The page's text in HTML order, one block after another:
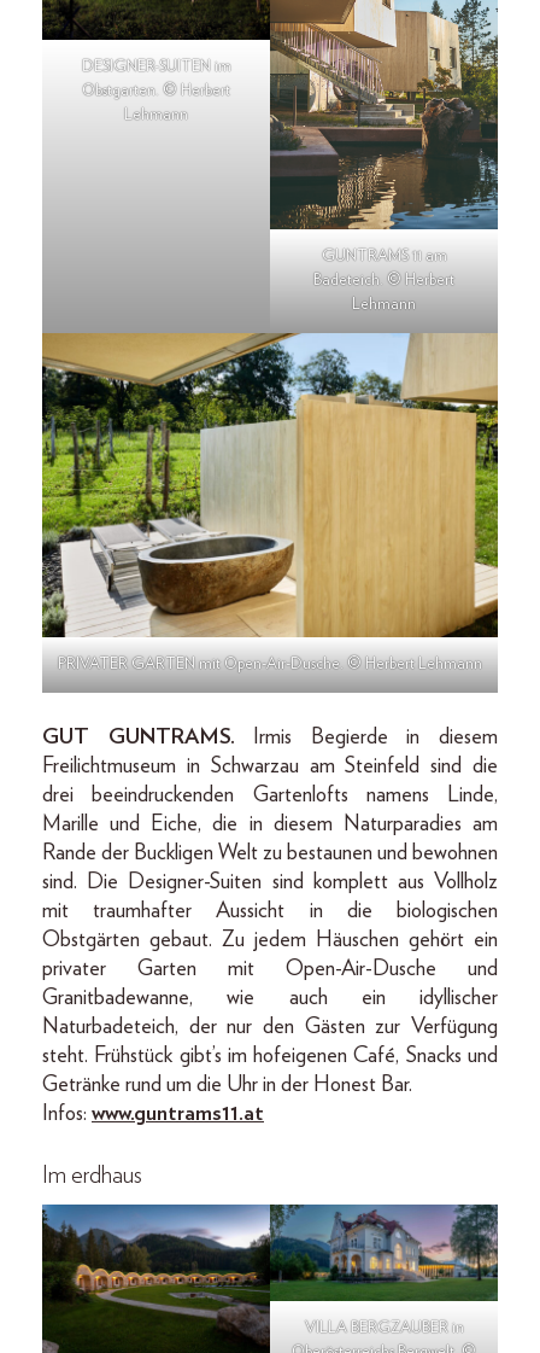
DESIGNER-SUITEN im
Obstgarten. © Herbert
Lehmann
GUNTRAMS 11 am
Badeteich. © Herbert
Lehmann
PRIVATER GARTEN mit Open-Air-Dusche. © Herbert Lehmann
GUT GUNTRAMS. Irmis Begierde in diesem
Freilichtmuseum in Schwarzau am Steinfeld sind die
drei beeindruckenden Gartenlofts namens Linde,
Marille und Eiche, die in diesem Naturparadies am
Rande der Buckligen Welt zu bestaunen und bewohnen
sind. Die Designer-Suiten sind komplett aus Vollholz
mit traumhafter Aussicht in die biologischen
Obstgärten gebaut. Zu jedem Häuschen gehört ein
privater Garten mit Open-Air-Dusche und
Granitbadewanne, wie auch ein idyllischer
Naturbadeteich, der nur den Gästen zur Verfügung
steht. Frühstück gibt’s im hofeigenen Café, Snacks und
Getränke rund um die Uhr in der Honest Bar.
Infos: www.guntrams11.at
Im erdhaus
VILLA BERGZAUBER in